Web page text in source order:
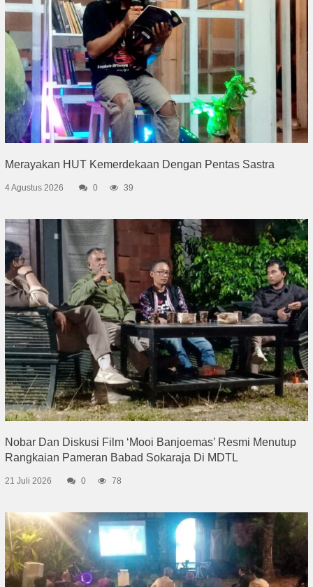
Merayakan HUT Kemerdekaan Dengan Pentas Sastra
4 Agustus 2026 0 39
Nobar Dan Diskusi Film ‘Mooi Banjoemas’ Resmi Menutup
Rangkaian Pameran Babad Sokaraja Di MDTL
21 Juli 2026 0 78